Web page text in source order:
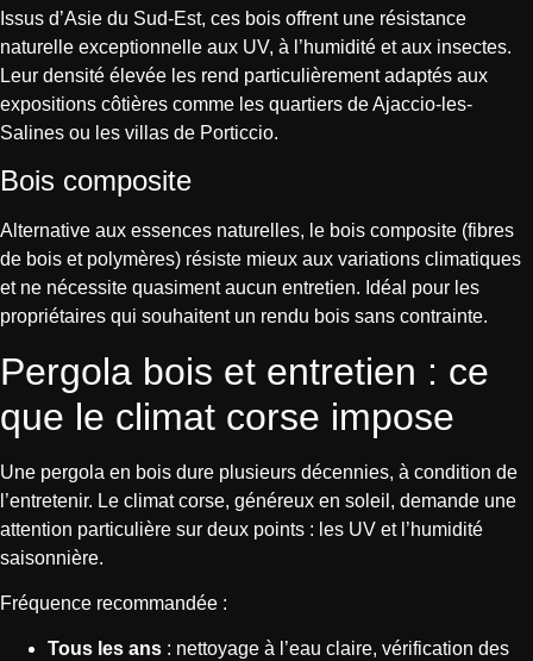
Issus d’Asie du Sud-Est, ces bois offrent une résistance
naturelle exceptionnelle aux UV, à l’humidité et aux insectes.
Leur densité élevée les rend particulièrement adaptés aux
expositions côtières comme les quartiers de Ajaccio-les-
Salines ou les villas de Porticcio.
Bois composite
Alternative aux essences naturelles, le bois composite (fibres
de bois et polymères) résiste mieux aux variations climatiques
et ne nécessite quasiment aucun entretien. Idéal pour les
propriétaires qui souhaitent un rendu bois sans contrainte.
Pergola bois et entretien : ce
que le climat corse impose
Une pergola en bois dure plusieurs décennies, à condition de
l’entretenir. Le climat corse, généreux en soleil, demande une
attention particulière sur deux points : les UV et l’humidité
saisonnière.
Fréquence recommandée :
Tous les ans : nettoyage à l’eau claire, vérification des